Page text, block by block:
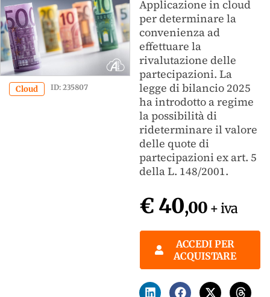
Cloud ID: 235807
Applicazione in cloud
per determinare la
convenienza ad
effettuare la
rivalutazione delle
partecipazioni. La
legge di bilancio 2025
ha introdotto a regime
la possibilità di
rideterminare il valore
delle quote di
partecipazioni ex art. 5
della L. 148/2001.
€ 40,00 + iva
ACCEDI PER
ACQUISTARE